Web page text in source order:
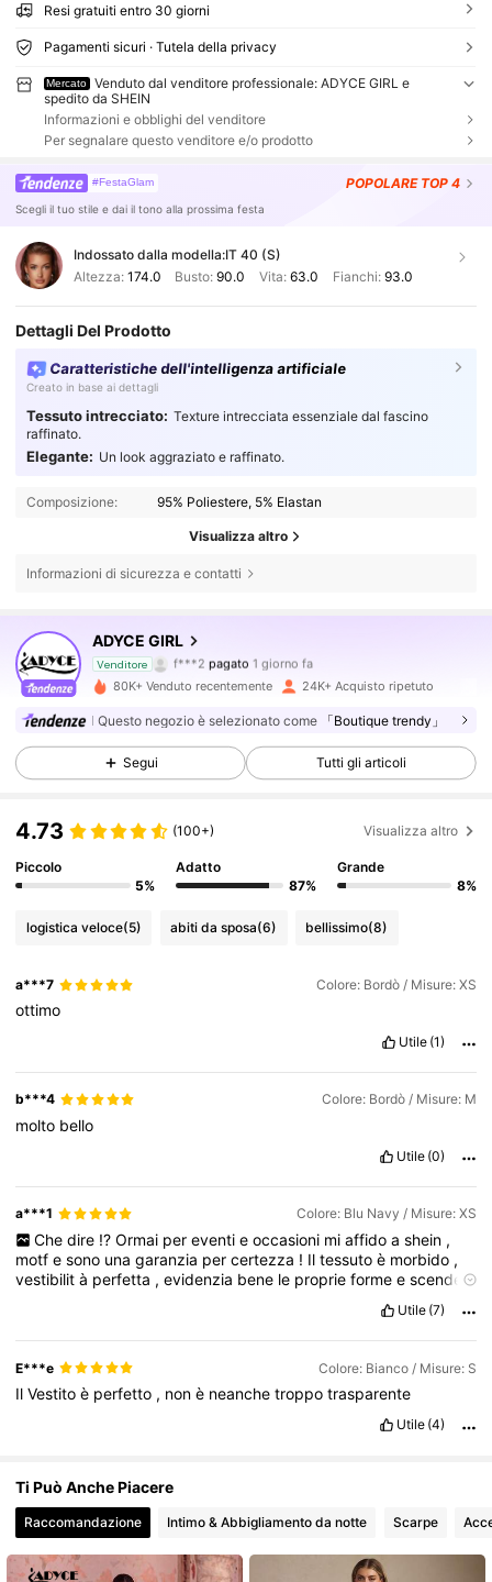
Resi gratuiti entro 30 giorni
Pagamenti sicuri · Tutela della privacy
Mercato
Venduto dal venditore professionale: ADYCE GIRL e
spedito da SHEIN
Informazioni e obblighi del venditore
Per segnalare questo venditore e/o prodotto
#FestaGlam POPOLARE TOP 4
Scegli il tuo stile e dai il tono alla prossima festa
Indossato dalla modella:IT 40 (S)
Altezza: 174.0 Busto:90.0 Vita: 63.0 Fianchi: 93.0
Dettagli Del Prodotto
Caratteristiche dell'intelligenza artificiale
Creato in base ai dettagli
Tessuto intrecciato: Texture intrecciata essenziale dal fascino
raffinato.
Elegante: Un look aggraziato e raffinato.
Composizione: 95% Poliestere, 5% Elastan
Visualizza altro
Informazioni di sicurezza e contatti
ADYCE GIRL
Venditore
4.79
f***2 pagato 1 giorno fa
4.79 95K Follower
4.79 95K Follower
95K Follower
4.79 95K Follower
80K+ Venduto recentemente 24K+ Acquisto ripetuto
Questo negozio è selezionato come 「Boutique trendy」
Segui Tutti gli articoli
4.73 (100+) Visualizza altro
Piccolo
5%
Adatto
87%
Grande
8%
logistica veloce(5) abiti da sposa(6) bellissimo(8)
a***7 Colore: Bordò / Misure: XS
ottimo
Utile (1)
b***4 Colore: Bordò / Misure: M
molto bello
Utile (0)
a***1 Colore: Blu Navy / Misure: XS
Che dire !? Ormai per eventi e occasioni mi affido a shein ,
motfesono unagaranzia percertezza ! Iltessutoè morbido ,
vestibilità perfetta ,evidenzia bene le proprieformeescende
outfitaun
matrimonioerasheindall’abitoallastolaagliorecchini,alle
scarpe
pochette
volutosoloaccorciare perchémoltolungoper
me,edèstatounottimoacquisto!!!Senzadubbioricomprer
importantie per la
💙💙💙💙💙💙💙💙💙💙💙💙💙💙💙💙💙💙💙💙💙💙💙
💙💙💙💙💙💙💙💙💙💙💙💙💙💙💙💙💙💙💙💙💙💙💙🩵🩵🩵🩵🩵🩵
🩵🩵🩵🩵🩵🩵🩵🩵🩵🩵🩵🩵🩵🩵🩵🩵🩵🩵🩵🩵🩵🩵🩵🩵🩵🩵🩵🩵🩵
🩵🩵🩵🩵🩵🩵🩵🩵🩵🩵🩵🩵🩵🩵🩵🩵🩵
✨✨✨✨✨✨✨✨✨✨✨✨✨✨✨✨✨✨✨✨✨✨✨✨✨✨✨✨✨✨✨✨✨✨
✨✨🩵💙🩵💙🩵💙🩵💙🩵💙🩵💙🩵💙🩵💙🩵💙🩵💙🩵💙🩵💙🩵💙🩵💙
🩵💙🩵💙🩵💙🩵💙🩵💙🩵?
Utile (7)
E***e Colore: Bianco / Misure: S
IlVestitoè perfetto , nonè neanchetroppotrasparente
Utile (4)
Ti Può Anche Piacere
Raccomandazione Intimo & Abbigliamento da notte Scarpe